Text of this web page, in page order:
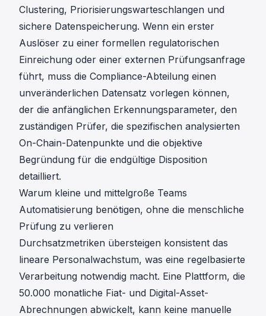
Clustering, Priorisierungswarteschlangen und
sichere Datenspeicherung. Wenn ein erster
Auslöser zu einer formellen regulatorischen
Einreichung oder einer externen Prüfungsanfrage
führt, muss die Compliance-Abteilung einen
unveränderlichen Datensatz vorlegen können,
der die anfänglichen Erkennungsparameter, den
zuständigen Prüfer, die spezifischen analysierten
On-Chain-Datenpunkte und die objektive
Begründung für die endgültige Disposition
detailliert.
Warum kleine und mittelgroße Teams
Automatisierung benötigen, ohne die menschliche
Prüfung zu verlieren
Durchsatzmetriken übersteigen konsistent das
lineare Personalwachstum, was eine regelbasierte
Verarbeitung notwendig macht. Eine Plattform, die
50.000 monatliche Fiat- und Digital-Asset-
Abrechnungen abwickelt, kann keine manuelle